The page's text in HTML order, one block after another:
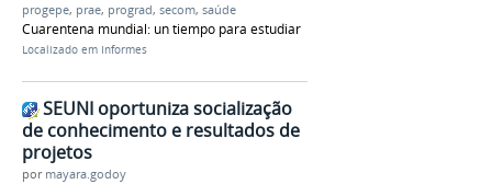
progepe, prae, prograd, secom, saúde
Cuarentena mundial: un tiempo para estudiar
Localizado em Informes
SEUNI oportuniza socialização
de conhecimento e resultados de
projetos
por mayara.godoy